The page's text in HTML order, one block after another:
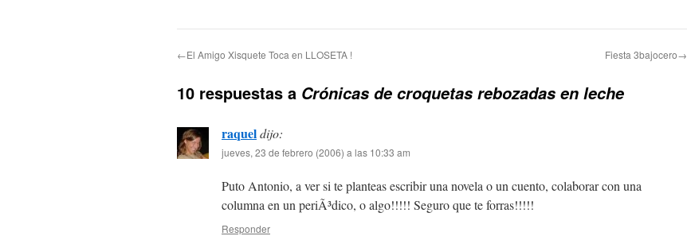
←El Amigo Xisquete Toca en LLOSETA ! Fiesta 3bajocero→
10 respuestas a Crónicas de croquetas rebozadas en leche
raqueldijo:
jueves, 23 de febrero (2006) a las 10:33 am
Puto Antonio, a ver si te planteas escribir una novela o un cuento, colaborar con una
columna en un periÃ³dico, o algo!!!!! Seguro que te forras!!!!!
Responder